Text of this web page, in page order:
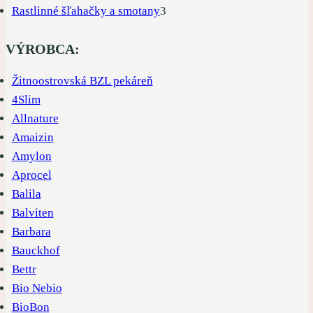
produkty
Rastlinné šľahačky a smotany33
VÝROBCA:
Žitnoostrovská BZL pekáreň
4Slim
Allnature
Amaizin
Amylon
Aprocel
Balila
Balviten
Barbara
Bauckhof
Bettr
Bio Nebio
BioBon